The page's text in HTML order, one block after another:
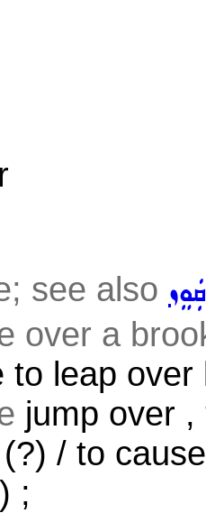
see also ܩܲܘܸܙ
over a
to leap
jump over ,
/ to
;